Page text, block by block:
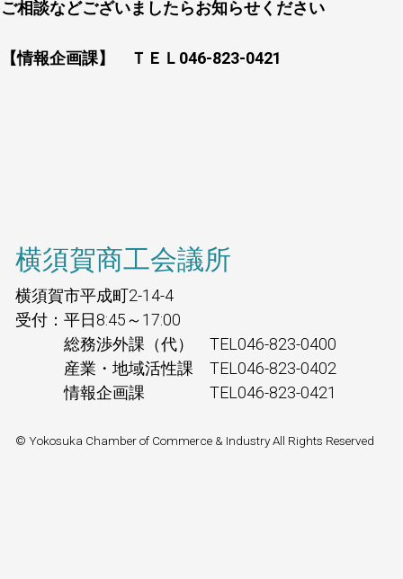
ご相談などございましたらお知らせください
【情報企画課】 ＴＥＬ046-823-0421
横須賀商工会議所
横須賀市平成町2-14-4
受付：平日8:45～17:00
総務渉外課（代） TEL046-823-0400
産業・地域活性課 TEL046-823-0402
情報企画課 TEL046-823-0421
© Yokosuka Chamber of Commerce & Industry All Rights Reserved